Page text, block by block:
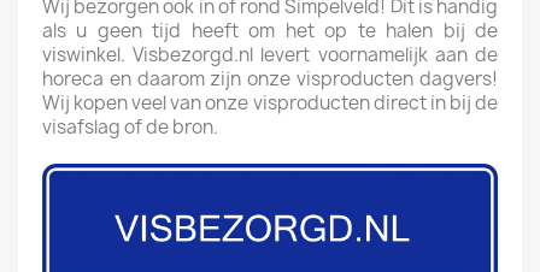
Wij bezorgen ook in of rond Simpelveld! Dit is handig
als u geen tijd heeft om het op te halen bij de
viswinkel. Visbezorgd.nl levert voornamelijk aan de
horeca en daarom zijn onze visproducten dagvers!
Wij kopen veel van onze visproducten direct in bij de
visafslag of de bron.